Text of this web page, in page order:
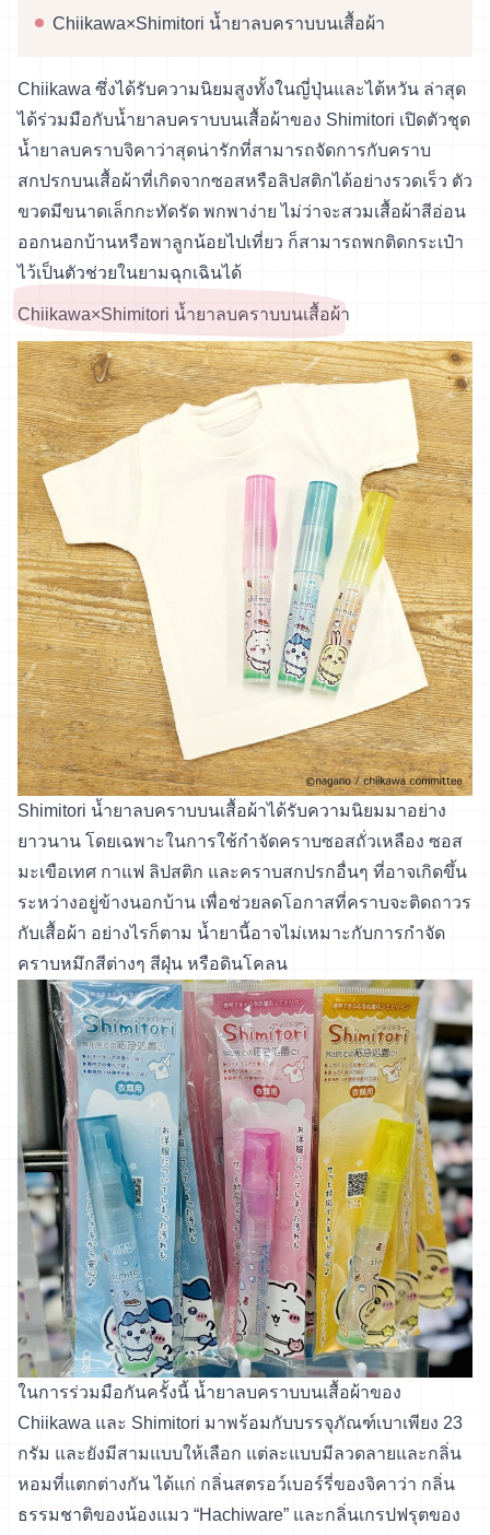
Chiikawa×Shimitori น้ำยาลบคราบบนเสื้อผ้า
Chiikawa ซึ่งได้รับความนิยมสูงทั้งในญี่ปุ่นและไต้หวัน ล่าสุด
ได้ร่วมมือกับน้ำยาลบคราบบนเสื้อผ้าของ Shimitori เปิดตัวชุด
น้ำยาลบคราบจิคาว่าสุดน่ารักที่สามารถจัดการกับคราบ
สกปรกบนเสื้อผ้าที่เกิดจากซอสหรือลิปสติกได้อย่างรวดเร็ว ตัว
ขวดมีขนาดเล็กกะทัดรัด พกพาง่าย ไม่ว่าจะสวมเสื้อผ้าสีอ่อน
ออกนอกบ้านหรือพาลูกน้อยไปเที่ยว ก็สามารถพกติดกระเป๋า
ไว้เป็นตัวช่วยในยามฉุกเฉินได้
Chiikawa×Shimitori น้ำยาลบคราบบนเสื้อผ้า
Shimitori น้ำยาลบคราบบนเสื้อผ้าได้รับความนิยมมาอย่าง
ยาวนาน โดยเฉพาะในการใช้กำจัดคราบซอสถั่วเหลือง ซอส
มะเขือเทศ กาแฟ ลิปสติก และคราบสกปรกอื่นๆ ที่อาจเกิดขึ้น
ระหว่างอยู่ข้างนอกบ้าน เพื่อช่วยลดโอกาสที่คราบจะติดถาวร
กับเสื้อผ้า อย่างไรก็ตาม น้ำยานี้อาจไม่เหมาะกับการกำจัด
คราบหมึกสีต่างๆ สีฝุ่น หรือดินโคลน
ในการร่วมมือกันครั้งนี้ น้ำยาลบคราบบนเสื้อผ้าของ
Chiikawa และ Shimitori มาพร้อมกับบรรจุภัณฑ์เบาเพียง 23
กรัม และยังมีสามแบบให้เลือก แต่ละแบบมีลวดลายและกลิ่น
หอมที่แตกต่างกัน ได้แก่ กลิ่นสตรอว์เบอร์รี่ของจิคาว่า กลิ่น
ธรรมชาติของน้องแมว “Hachiware” และกลิ่นเกรปฟรุตของ